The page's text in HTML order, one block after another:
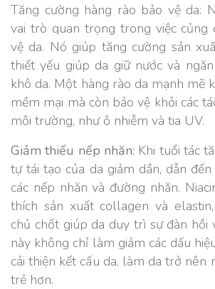
Tăng cường hàng rào bảo vệ da:
vai trò quan trọng trong việc củng
vệ da. Nó giúp tăng cường sản
thiết yếu giúp da giữ nước và
khô da. Một hàng rào da mạnh mẽ
mềm mại mà còn bảo vệ khỏi các
môi trường, như ô nhiễm và tia UV.
Giảm thiếu nếp nhăn: Khi tuổi tác
tự tái tạo của da giảm dần, dẫn
các nếp nhăn và đường nhăn.
thích sản xuất collagen và
chủ chốt giúp da duy trì sự đàn hồi
này không chỉ làm giảm các dấu
cải thiện kết cấu da, làm da trở nên
trẻ hơn.